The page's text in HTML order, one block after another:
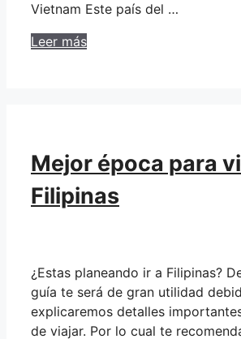
Vietnam Este país del …
Leer más
Mejor época para
Filipinas
¿Estas planeando ir a Filipinas?
guía te será de gran utilidad
explicaremos detalles
de viajar. Por lo cual te